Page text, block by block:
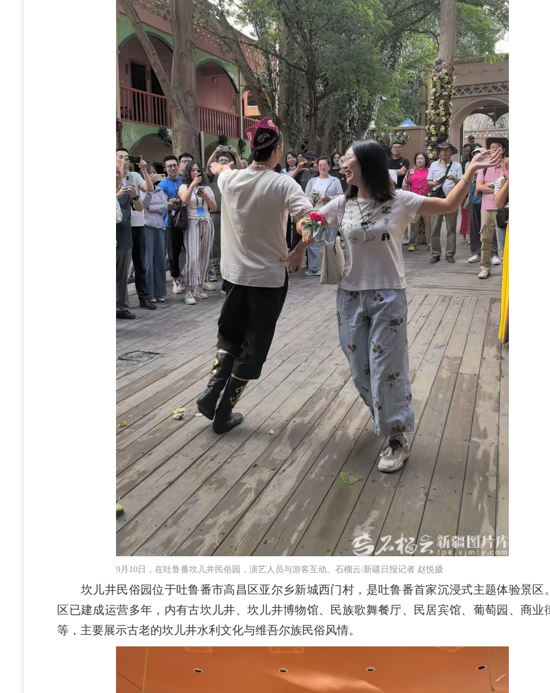
9月10日，在吐鲁番坎儿井民俗园，演艺人员与游客互动。石榴云/新疆日报记者 赵悦摄
坎儿井民俗园位于吐鲁番市高昌区亚尔乡新城西门村，是吐鲁番首家沉浸式主题体验景区
区已建成运营多年，内有古坎儿井、坎儿井博物馆、民族歌舞餐厅、民居宾馆、葡萄园、商业
等，主要展示古老的坎儿井水利文化与维吾尔族民俗风情。